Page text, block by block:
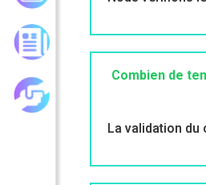
Combien de
La validation du